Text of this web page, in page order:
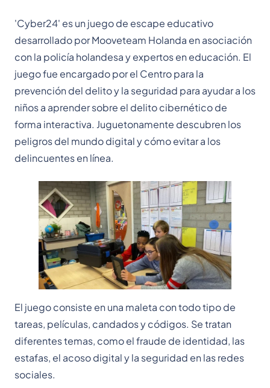
'Cyber24' es un juego de escape educativo
desarrollado por Mooveteam Holanda en asociación
con la policía holandesa y expertos en educación. El
juego fue encargado por el Centro para la
prevención del delito y la seguridad para ayudar a los
niños a aprender sobre el delito cibernético de
forma interactiva. Juguetonamente descubren los
peligros del mundo digital y cómo evitar a los
delincuentes en línea.
El juego consiste en una maleta con todo tipo de
tareas, películas, candados y códigos. Se tratan
diferentes temas, como el fraude de identidad, las
estafas, el acoso digital y la seguridad en las redes
sociales.